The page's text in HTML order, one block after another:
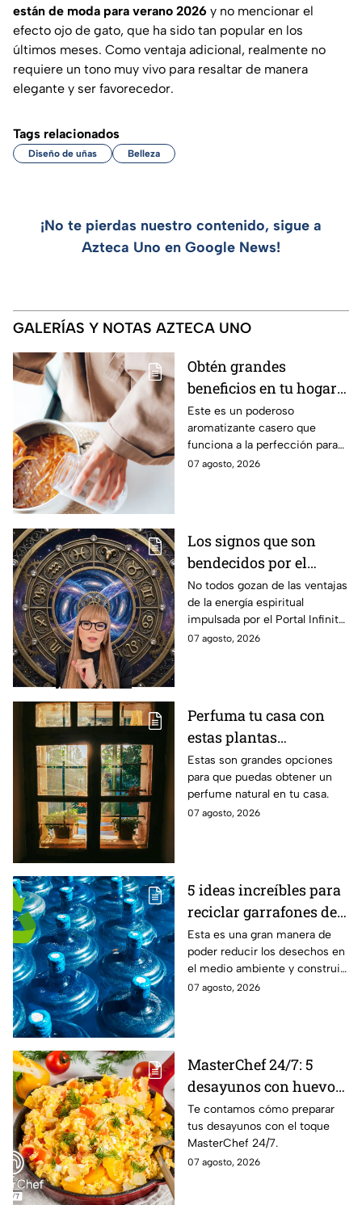
están de moda para verano 2026 y no mencionar el
efecto ojo de gato, que ha sido tan popular en los
últimos meses. Como ventaja adicional, realmente no
requiere un tono muy vivo para resaltar de manera
elegante y ser favorecedor.
Tags relacionados
Diseño de uñas Belleza
¡No te pierdas nuestro contenido, sigue a
Azteca Uno en Google News!
GALERÍAS Y NOTAS AZTECA UNO
Obtén grandes
beneficios en tu hogar
con esta mezcla de
aceite de oliva, ramas
de canela y cáscaras de
naranja
Este es un poderoso
aromatizante casero que
funciona a la perfección para
tus espacios.
07 agosto, 2026
Los signos que son
bendecidos por el
universo con suerte
espiritual a partir de
hoy 7 de agosto: los
horóscopos de Mhoni
No todos gozan de las ventajas
de la energía espiritual
impulsada por el Portal Infinito.
Mira de qué se trata y cómo
07 agosto, 2026
Perfuma tu casa con
estas plantas
aromáticas con flor
para colocar en la
ventana
Estas son grandes opciones
para que puedas obtener un
perfume natural en tu casa.
07 agosto, 2026
5 ideas increíbles para
reciclar garrafones de
agua que no utilizas
Esta es una gran manera de
poder reducir los desechos en
el medio ambiente y construir
grandes objetos.
07 agosto, 2026
MasterChef 24/7: 5
desayunos con huevo
al estilo de la cocina
más famosa de México
Te contamos cómo preparar
tus desayunos con el toque
MasterChef 24/7.
07 agosto, 2026